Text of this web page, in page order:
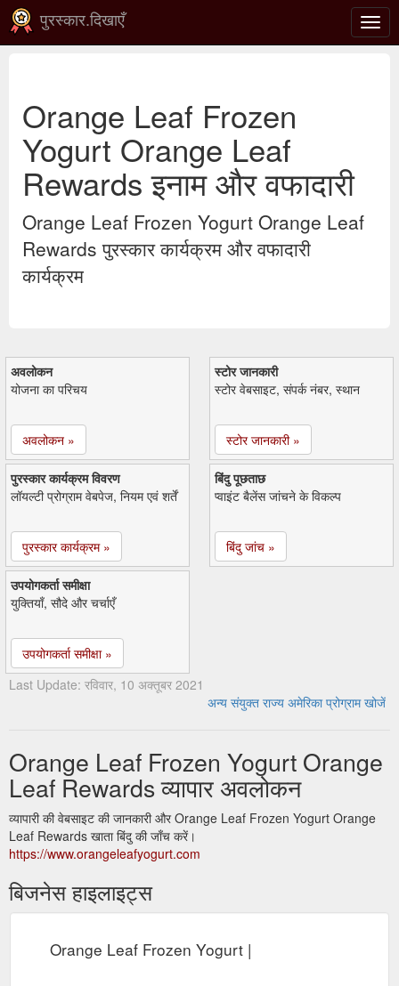
टॉगल
से
पुरस्कार.दिखाएँ
Orange Leaf Frozen
Yogurt Orange Leaf
Rewards इनाम और वफादारी
Orange Leaf Frozen Yogurt Orange Leaf
Rewards पुरस्कार कार्यक्रम और वफादारी
कार्यक्रम
अवलोकन
योजना का परिचय
अवलोकन »
स्टोर जानकारी
स्टोर वेबसाइट, संपर्क नंबर, स्थान
स्टोर जानकारी »
पुरस्कार कार्यक्रम विवरण
लॉयल्टी प्रोग्राम वेबपेज, नियम एवं शर्तें
पुरस्कार कार्यक्रम »
बिंदु पूछताछ
प्वाइंट बैलेंस जांचने के विकल्प
बिंदु जांच »
उपयोगकर्ता समीक्षा
युक्तियाँ, सौदे और चर्चाएँ
उपयोगकर्ता समीक्षा »
Last Update: रविवार, 10 अक्तूबर 2021
अन्य संयुक्त राज्य अमेरिका प्रोग्राम खोजें
Orange Leaf Frozen Yogurt Orange
Leaf Rewards व्यापार अवलोकन
व्यापारी की वेबसाइट की जानकारी और Orange Leaf Frozen Yogurt Orange
Leaf Rewards खाता बिंदु की जाँच करें।
https://www.orangeleafyogurt.com
बिजनेस हाइलाइट्स
Orange Leaf Frozen Yogurt |